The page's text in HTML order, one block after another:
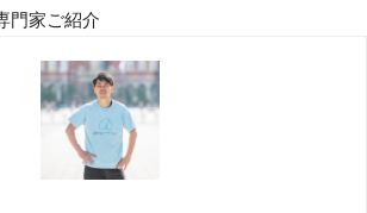
門家ご紹介